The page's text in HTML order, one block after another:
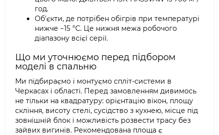
год.
Об'єкти, де потрібен обігрів при температурі
нижче −15 °C. Це нижня межа робочого
діапазону всієї серії.
Що ми уточнюємо перед підбором
моделі в спальню
Ми підбираємо і монтуємо спліт-системи в
Черкасах і області. Перед замовленням дивимось
не тільки на квадратуру: орієнтацію вікон, площу
скління, висоту стелі, сусідство з кухнею, місце під
зовнішній блок і можливість розвести трасу без
зайвих вигинів. Рекомендована площа є